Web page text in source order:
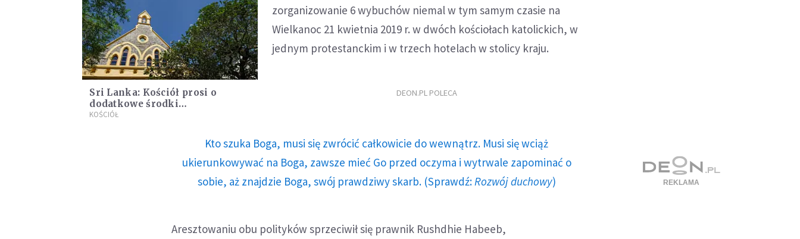
Sri Lanka: Kościół prosi o
dodatkowe środki
bezpieczeństwa w Boże
KOŚCIÓŁ
zorganizowanie 6 wybuchów niemal w tym samym czasie na
Wielkanoc 21 kwietnia 2019 r. w dwóch kościołach katolickich, w
jednym protestanckim i w trzech hotelach w stolicy kraju.
DEON.PL POLECA
Kto szuka Boga, musi się zwrócić całkowicie do wewnątrz. Musi się wciąż
ukierunkowywać na Boga, zawsze mieć Go przed oczyma i wytrwale zapominać o
sobie, aż znajdzie Boga, swój prawdziwy skarb. (Sprawdź:Rozwój duchowy)
Aresztowaniu obu polityków sprzeciwił się prawnik Rushdhie Habeeb,